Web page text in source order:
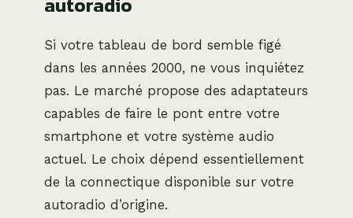
Si votre tableau de bord semble figé
dans les années 2000, ne vous inquiétez
pas. Le marché propose des adaptateurs
capables de faire le pont entre votre
smartphone et votre système audio
actuel. Le choix dépend essentiellement
de la connectique disponible sur votre
autoradio d’origine.